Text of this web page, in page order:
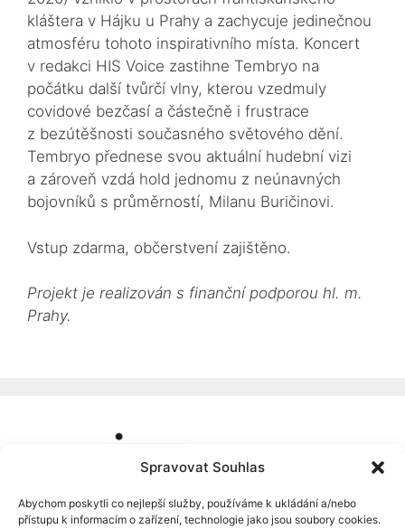
Spravovat Souhlas
Abychom poskytli co nejlepší služby, používáme k ukládání a/nebo
přístupu k informacím o zařízení, technologie jako jsou soubory cookies.
kláštera v Hájku u Prahy a zachycuje jedinečnou
atmosféru tohoto inspirativního místa. Koncert
v redakci HIS Voice zastihne Tembryo na
počátku další tvůrčí vlny, kterou vzedmuly
covidové bezčasí a částečně i frustrace
z bezútěšnosti současného světového dění.
Tembryo přednese svou aktuální hudební vizi
a zároveň vzdá hold jednomu z neúnavných
bojovníků s průměrností, Milanu Buričinovi.
Vstup zdarma, občerstvení zajištěno.
Projekt je realizován s finanční podporou hl. m.
Prahy.